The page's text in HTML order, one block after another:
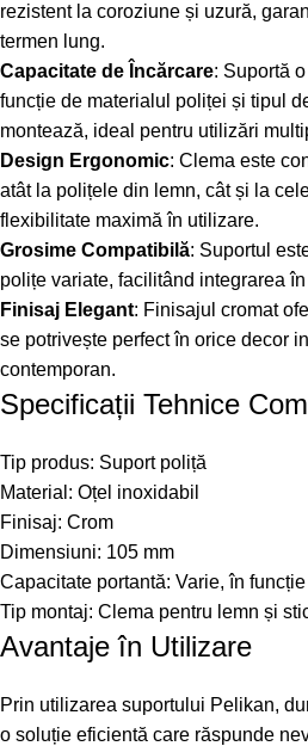
rezistent la coroziune și uzură,
termen lung.
Capacitate de Încărcare: Suportă
funcție de materialul poliței și tipul
montează, ideal pentru utilizări
Design Ergonomic: Clema este
atât la polițele din lemn, cât și la
flexibilitate maximă în utilizare.
Grosime Compatibilă: Suportul
polițe variate, facilitând integrarea
Finisaj Elegant: Finisajul cromat
se potrivește perfect în orice decor
contemporan.
Specificații Tehnice
Tip produs: Suport poliță
Material: Oțel inoxidabil
Finisaj: Crom
Dimensiuni: 105 mm
Capacitate portantă: Varie, în
Tip montaj: Clema pentru lemn și
Avantaje în Utilizare
Prin utilizarea suportului Pelikan,
o soluție eficientă care răspunde